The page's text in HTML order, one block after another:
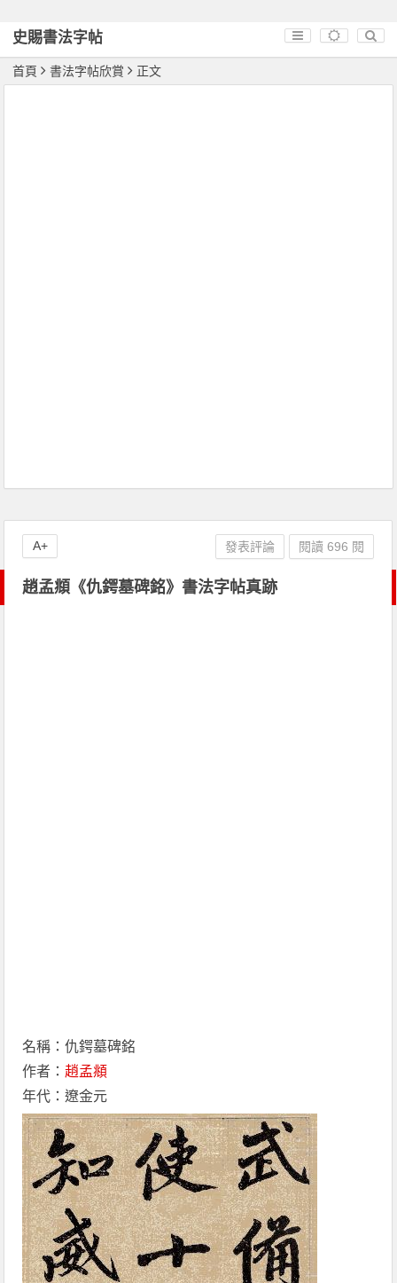
史賜書法字帖
首頁 書法字帖欣賞 正文
趙孟頫《仇鍔墓碑銘》書法字帖真跡
名稱：仇鍔墓碑銘
作者：趙孟頫
年代：遼金元
發表評論 閱讀 696 閱
A+